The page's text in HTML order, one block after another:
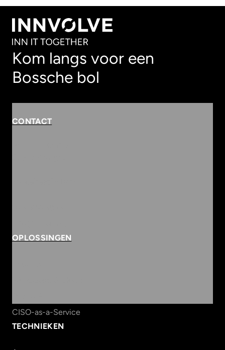
Kom langs voor een
Bossche bol
CONTACT
OPLOSSINGEN
CISO-as-a-Service
TECHNIEKEN